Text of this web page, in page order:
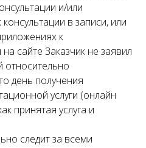
и/или
в записи, или
к
сайте Заказчик не заявил
день получения
услуги (онлайн
принятая услуга и
следит за всеми